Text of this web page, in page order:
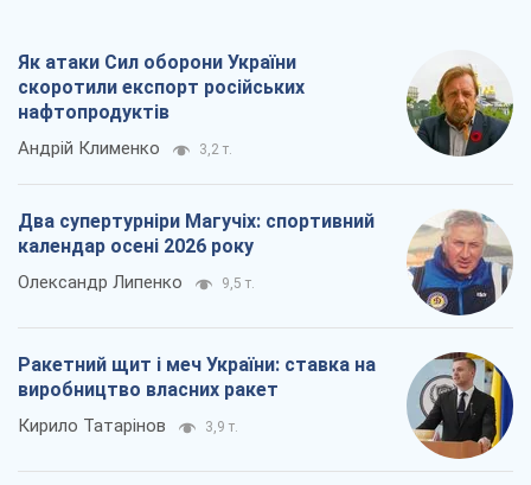
Як атаки Сил оборони України
скоротили експорт російських
нафтопродуктів
Андрій Клименко 3,2 т.
Два супертурніри Магучіх: спортивний
календар осені 2026 року
Олександр Липенко 9,5 т.
Ракетний щит і меч України: ставка на
виробництво власних ракет
Кирило Татарінов 3,9 т.